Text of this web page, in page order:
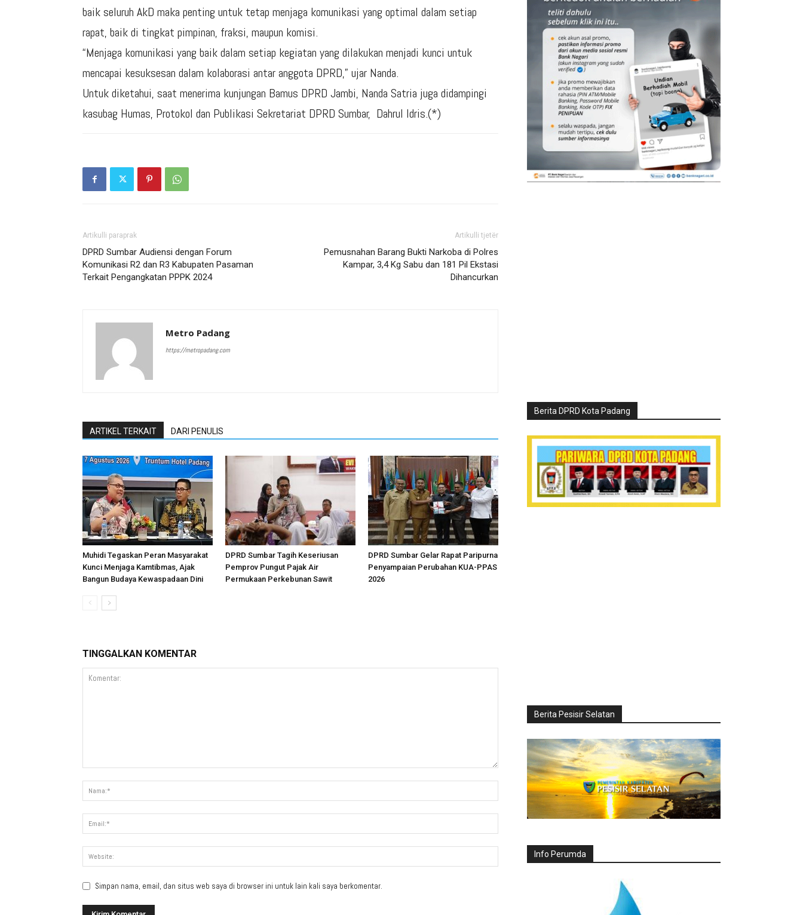
baik seluruh AkD maka penting untuk tetap menjaga komunikasi yang optimal dalam setiap
rapat, baik di tingkat pimpinan, fraksi, maupun komisi.
“Menjaga komunikasi yang baik dalam setiap kegiatan yang dilakukan menjadi kunci untuk
mencapai kesuksesan dalam kolaborasi antar anggota DPRD,” ujar Nanda.
Untuk diketahui, saat menerima kunjungan Bamus DPRD Jambi, Nanda Satria juga didampingi
kasubag Humas, Protokol dan Publikasi Sekretariat DPRD Sumbar, Dahrul Idris.(*)
Artikulli paraprak
DPRD Sumbar Audiensi dengan Forum
Komunikasi R2 dan R3 Kabupaten Pasaman
Terkait Pengangkatan PPPK 2024
Artikulli tjetër
Pemusnahan Barang Bukti Narkoba di Polres
Kampar, 3,4 Kg Sabu dan 181 Pil Ekstasi
Dihancurkan
Metro Padang
https://metropadang.com
ARTIKEL TERKAIT DARI PENULIS
Muhidi Tegaskan Peran Masyarakat
Kunci Menjaga Kamtibmas, Ajak
Bangun Budaya Kewaspadaan Dini
DPRD Sumbar Tagih Keseriusan
Pemprov Pungut Pajak Air
Permukaan Perkebunan Sawit
DPRD Sumbar Gelar Rapat Paripurna
Penyampaian Perubahan KUA-PPAS
2026
TINGGALKAN KOMENTAR
Simpan nama, email, dan situs web saya di browser ini untuk lain kali saya berkomentar.
Berita DPRD Kota Padang
Berita Pesisir Selatan
Info Perumda